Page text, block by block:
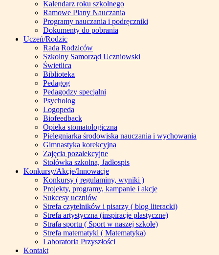
Kalendarz roku szkolnego
Ramowe Plany Nauczania
Programy nauczania i podręczniki
Dokumenty do pobrania
Uczeń/Rodzic
Rada Rodziców
Szkolny Samorząd Uczniowski
Świetlica
Biblioteka
Pedagog
Pedagodzy specjalni
Psycholog
Logopeda
Biofeedback
Opieka stomatologiczna
Pielęgniarka środowiska nauczania i wychowania
Gimnastyka korekcyjna
Zajęcia pozalekcyjne
Stołówka szkolna, Jadłospis
Konkursy/Akcje/Innowacje
Konkursy ( regulaminy, wyniki )
Projekty, programy, kampanie i akcje
Sukcesy uczniów
Strefa czytelników i pisarzy ( blog literacki)
Strefa artystyczna (inspiracje plastyczne)
Strafa sportu ( Sport w naszej szkole)
Strefa matematyki ( Matematyka)
Laboratoria Przyszłości
Kontakt